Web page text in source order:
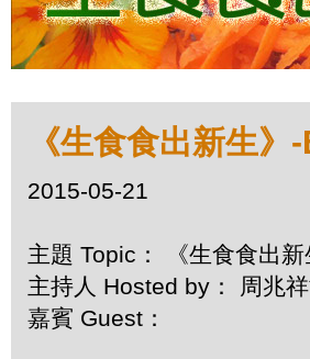
《生食食出新生》
2015-05-21
主題 Topic： 《生食食出
主持人 Hosted by： 周兆
嘉賓 Guest：